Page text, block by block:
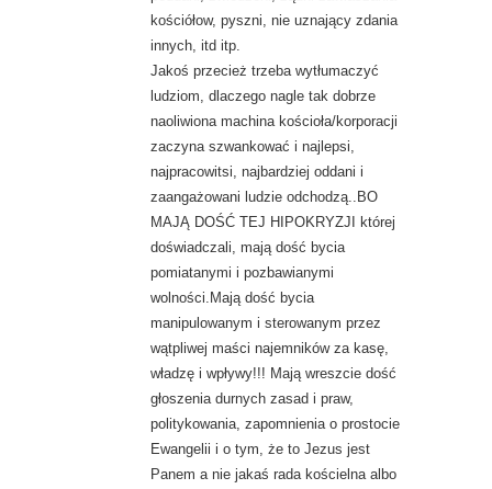
kościółow, pyszni, nie uznający zdania
innych, itd itp.
Jakoś przecież trzeba wytłumaczyć
ludziom, dlaczego nagle tak dobrze
naoliwiona machina kościoła/korporacji
zaczyna szwankować i najlepsi,
najpracowitsi, najbardziej oddani i
zaangażowani ludzie odchodzą..BO
MAJĄ DOŚĆ TEJ HIPOKRYZJI której
doświadczali, mają dość bycia
pomiatanymi i pozbawianymi
wolności.Mają dość bycia
manipulowanym i sterowanym przez
wątpliwej maści najemników za kasę,
władzę i wpływy!!! Mają wreszcie dość
głoszenia durnych zasad i praw,
politykowania, zapomnienia o prostocie
Ewangelii i o tym, że to Jezus jest
Panem a nie jakaś rada kościelna albo